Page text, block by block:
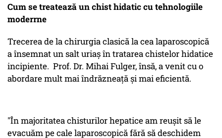
Cum se treatează un chist hidatic cu tehnologiile
moderrne
Trecerea de la chirurgia clasică la cea laparoscopică
a însemnat un salt uriaș în tratarea chistelor hidatice
incipiente. Prof. Dr. Mihai Fulger, însă, a venit cu o
abordare mult mai îndrăzneață și mai eficientă.
"În majoritatea chisturilor hepatice am reușit să le
evacuăm pe cale laparoscopică fără să deschidem